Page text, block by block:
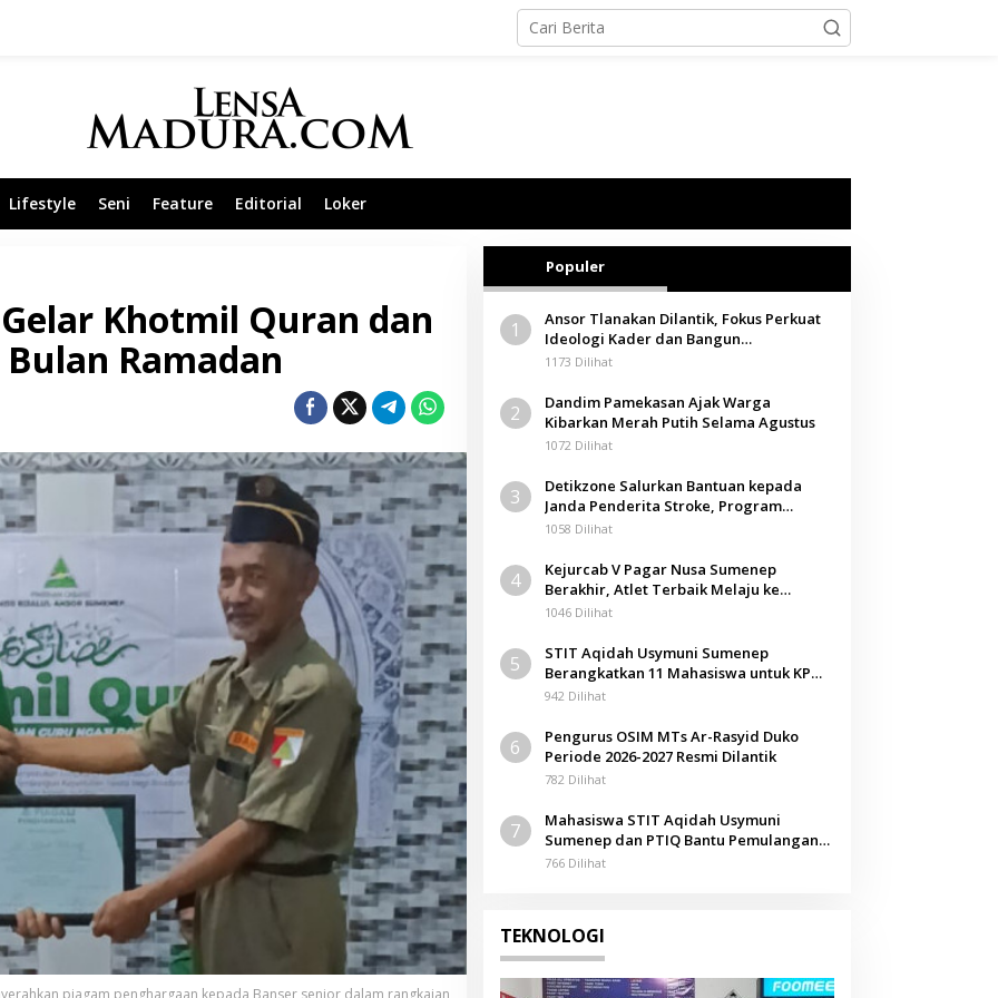
Lifestyle Seni Feature Editorial Loker
Khotmil Quran dan
Ramadan
Populer
1
Ansor Tlanakan Dilantik, Fokus Perkuat
Ideologi Kader dan Bangun
Kemandirian Ekonomi
1173 Dilihat
2
Dandim Pamekasan Ajak Warga
Kibarkan Merah Putih Selama Agustus
1072 Dilihat
3
Detikzone Salurkan Bantuan kepada
Janda Penderita Stroke, Program
Berbagi Masuki Hari ke-61
1058 Dilihat
4
Kejurcab V Pagar Nusa Sumenep
Berakhir, Atlet Terbaik Melaju ke
Kejurwil Jatim
1046 Dilihat
5
STIT Aqidah Usymuni Sumenep
Berangkatkan 11 Mahasiswa untuk KPM
Internasional di Malaysia
942 Dilihat
6
Pengurus OSIM MTs Ar-Rasyid Duko
Periode 2026-2027 Resmi Dilantik
782 Dilihat
7
Mahasiswa STIT Aqidah Usymuni
Sumenep dan PTIQ Bantu Pemulangan
Jenazah WNI Asal Aceh di Malaysia
766 Dilihat
TEKNOLOGI